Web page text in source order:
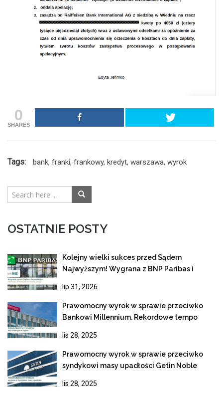
0
SHARES
Tags: bank, franki, frankowy, kredyt, warszawa, wyrok
OSTATNIE POSTY
Kolejny wielki sukces przed Sądem
Najwyższym! Wygrana z BNP Paribas i
frankowego
lip 31, 2026
Prawomocny wyrok w sprawie przeciwko
Bankowi Millennium. Rekordowe tempo
lis 28, 2025
Prawomocny wyrok w sprawie przeciwko
syndykowi masy upadłości Getin Noble
lis 28, 2025